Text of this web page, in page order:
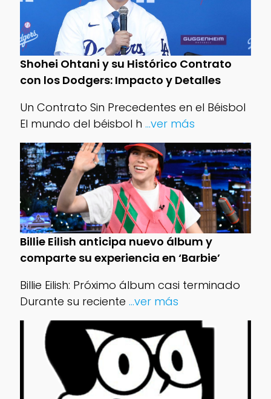
Shohei Ohtani y su Histórico Contrato
con los Dodgers: Impacto y Detalles
Un Contrato Sin Precedentes en el Béisbol
El mundo del béisbol h ...ver más
Billie Eilish anticipa nuevo álbum y
comparte su experiencia en ‘Barbie’
Billie Eilish: Próximo álbum casi terminado
Durante su reciente ...ver más